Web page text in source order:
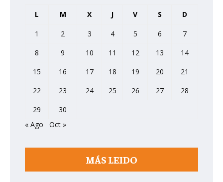
L M X J V S D
1 2 3 4 5 6
7
8
9 10 11 12 13
14
15
16 17 18 19 20
21
22
23 24 25 26 27
28
29
30
« Ago
Oct »
MÁS LEIDO